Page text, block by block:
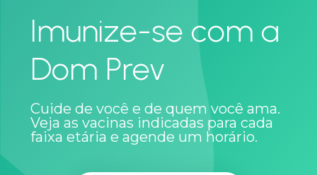
Imunize-se com a
Dom Prev
Cuide de você e de quem você ama.
Veja as vacinas indicadas para cada
faixa etária e agende um horário.